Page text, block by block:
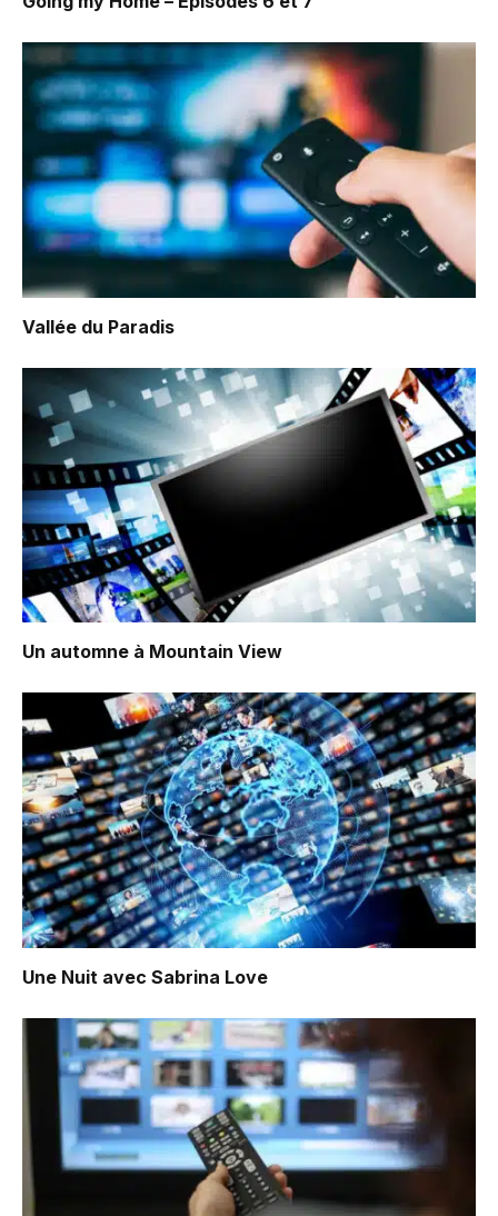
Vallée du Paradis
Un automne à Mountain View
Une Nuit avec Sabrina Love